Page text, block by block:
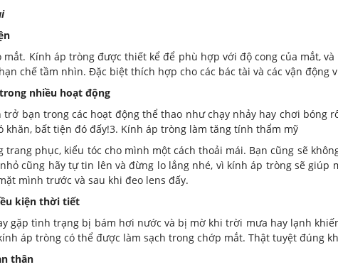
Kính áp tròng được thiết kể để phù hợp với độ cong của mắt,
chế tầm nhìn. Đặc biệt thích hợp cho các bác tài và các vận động
nhiều hoạt động
bạn trong các hoạt động thể thao như chạy nhảy hay chơi bóng
khăn, bất tiện đó đấy!3. Kính áp tròng làm tăng tính thẩm mỹ
phục, kiểu tóc cho mình một cách thoải mái. Bạn cũng sẽ
cũng hãy tự tin lên và đừng lo lắng nhé, vì kính áp tròng sẽ giúp
mình trước và sau khi đeo lens đấy.
kiện thời tiết
gặp tình trạng bị bám hơi nước và bị mờ khi trời mưa hay lạnh
áp tròng có thể được làm sạch trong chớp mắt. Thật tuyệt đúng
thân